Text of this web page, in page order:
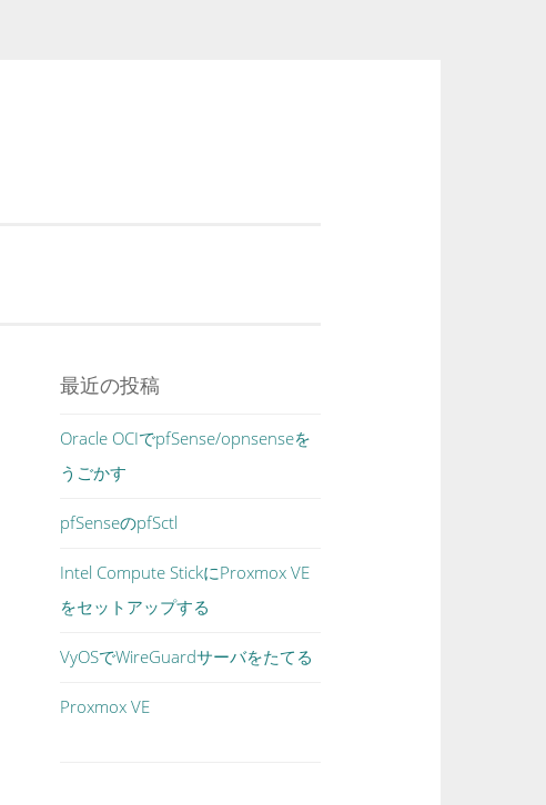
最近の投稿
Oracle OCIでpfSense/opnsenseを
うごかす
pfSenseのpfSctl
Intel Compute StickにProxmox VE
をセットアップする
VyOSでWireGuardサーバをたてる
Proxmox VE